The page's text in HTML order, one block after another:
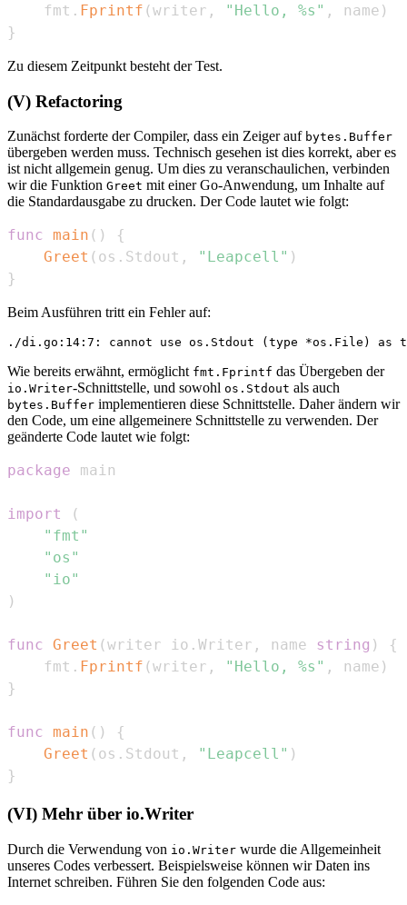
    fmt
. Fprintf (writer , "Hello, %s" , name )
}
Zu diesem Zeitpunkt besteht der Test.
(V) Refactoring
Zunächst forderte der Compiler, dass ein Zeiger auf bytes.Buffer
übergeben werden muss. Technisch gesehen ist dies korrekt, aber es
ist nicht allgemein genug. Um dies zu veranschaulichen, verbinden
wir die Funktion Greet mit einer Go-Anwendung, um Inhalte auf
die Standardausgabe zu drucken. Der Code lautet wie folgt:
func main ( )
{
Greet ( os . Stdout , "Leapcell" )
}
Beim Ausführen tritt ein Fehler auf:
Wie bereits erwähnt, ermöglicht fmt.Fprintf das Übergeben der
io.Writer-Schnittstelle, und sowohl os.Stdout als auch
bytes.Buffer implementieren diese Schnittstelle. Daher ändern wir
den Code, um eine allgemeinere Schnittstelle zu verwenden. Der
geänderte Code lautet wie folgt:
package
import
(
"fmt"
"os"
"io"
)
func Greet (writer io . Writer , name string )
{
    fmt
. Fprintf (writer , "Hello, %s" , name )
}
func main ( )
{
Greet ( os . Stdout , "Leapcell" )
}
(VI) Mehr über io.Writer
Durch die Verwendung von io.Writer wurde die Allgemeinheit
unseres Codes verbessert. Beispielsweise können wir Daten ins
Internet schreiben. Führen Sie den folgenden Code aus: